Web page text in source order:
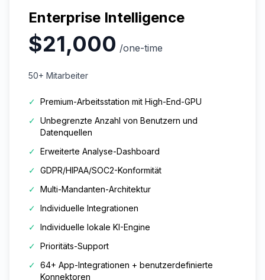
Enterprise Intelligence
$21,000 /one-time
50+ Mitarbeiter
✓ Premium-Arbeitsstation mit High-End-GPU
✓ Unbegrenzte Anzahl von Benutzern und
Datenquellen
✓ Erweiterte Analyse-Dashboard
✓ GDPR/HIPAA/SOC2-Konformität
✓ Multi-Mandanten-Architektur
✓ Individuelle Integrationen
✓ Individuelle lokale KI-Engine
✓ Prioritäts-Support
✓ 64+ App-Integrationen + benutzerdefinierte
Konnektoren